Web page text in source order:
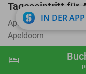
shopping_cart
hotel
Tageseintritt für
Apenheul
Apeldoorn
IN DER